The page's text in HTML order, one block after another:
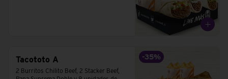
-35%
Tacototo A
2 Burritos Chilito Beef, 2 Stacker Beef,